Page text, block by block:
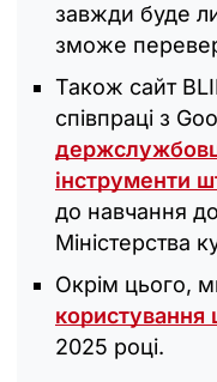
завжди буде
зможе
Також сайт
співпраці з
інструменти
до навчання
Міністерства
Окрім цього,
користування
2025 році.